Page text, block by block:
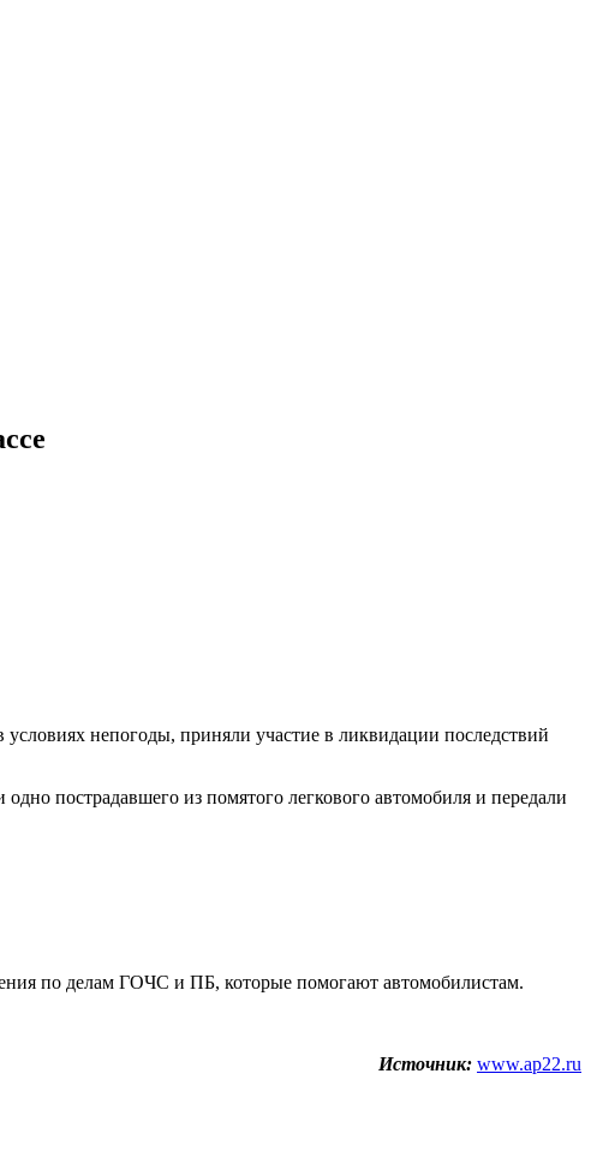
непогоды, приняли участие в ликвидации последствий
пострадавшего из помятого легкового автомобиля и передали
по делам ГОЧС и ПБ, которые помогают автомобилистам.
Источник: www.ap22.ru